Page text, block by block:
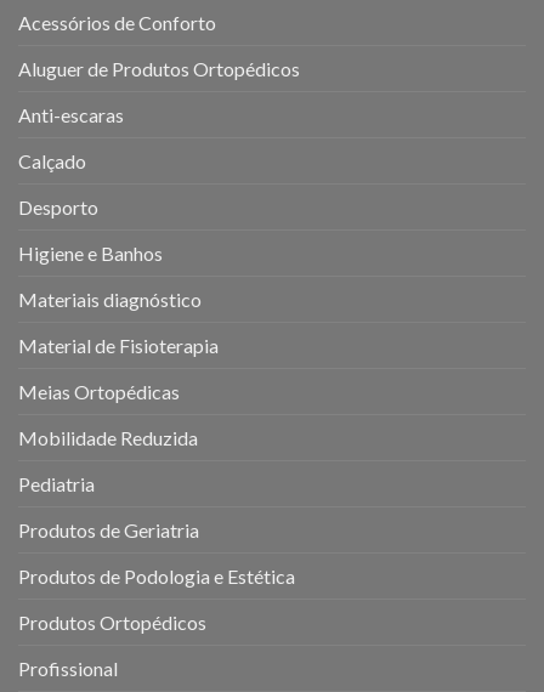
Acessórios de Conforto
Aluguer de Produtos Ortopédicos
Anti-escaras
Calçado
Desporto
Higiene e Banhos
Materiais diagnóstico
Material de Fisioterapia
Meias Ortopédicas
Mobilidade Reduzida
Pediatria
Produtos de Geriatria
Produtos de Podologia e Estética
Produtos Ortopédicos
Profissional